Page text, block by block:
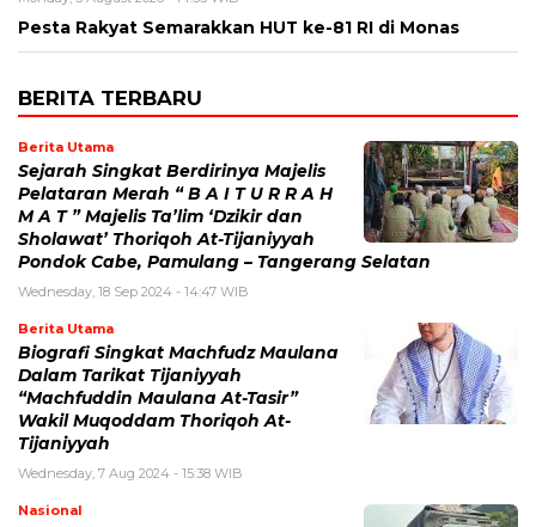
Pesta Rakyat Semarakkan HUT ke-81 RI di Monas
BERITA TERBARU
Berita Utama
Sejarah Singkat Berdirinya Majelis
Pelataran Merah “ B A I T U R R A H
M A T ” Majelis Ta’lim ‘Dzikir dan
Sholawat’ Thoriqoh At-Tijaniyyah
Pondok Cabe, Pamulang – Tangerang Selatan
Wednesday, 18 Sep 2024 - 14:47 WIB
Berita Utama
Biografi Singkat Machfudz Maulana
Dalam Tarikat Tijaniyyah
“Machfuddin Maulana At-Tasir”
Wakil Muqoddam Thoriqoh At-
Tijaniyyah
Wednesday, 7 Aug 2024 - 15:38 WIB
Nasional